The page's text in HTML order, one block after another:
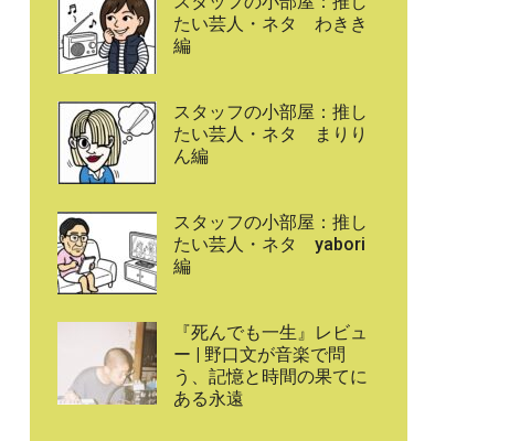
たい芸人・ネタ わきき
編
スタッフの小部屋：推し
たい芸人・ネタ まりり
ん編
スタッフの小部屋：推し
たい芸人・ネタ yabori
編
『死んでも一生』レビュ
ー | 野口文が音楽で問
う、記憶と時間の果てに
ある永遠